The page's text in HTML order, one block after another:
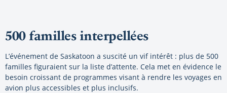
500 familles interpellées
L’événement de Saskatoon a suscité un vif intérêt : plus de 500
familles figuraient sur la liste d’attente. Cela met en évidence le
besoin croissant de programmes visant à rendre les voyages en
avion plus accessibles et plus inclusifs.